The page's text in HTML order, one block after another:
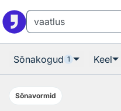
Sõnakogud 1 Keel
Sõnavormid